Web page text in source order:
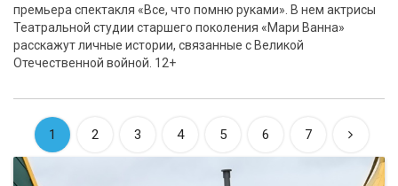
премьера спектакля «Все, что помню руками». В нем актрисы
Театральной студии старшего поколения «Мари Ванна»
расскажут личные истории, связанные с Великой
Отечественной войной. 12+
1 2 3 4 5 6 7